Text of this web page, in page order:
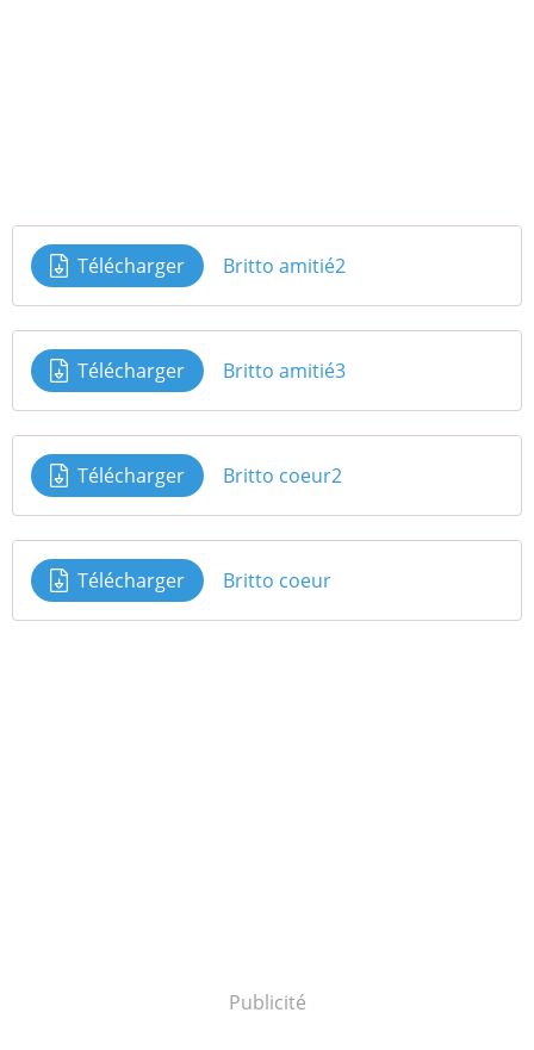
Télécharger Britto amitié2
Télécharger Britto amitié3
Télécharger Britto coeur2
Télécharger Britto coeur
Publicité